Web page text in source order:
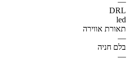
DRL
led
תאורת אווירה
—
בלם חניה
—